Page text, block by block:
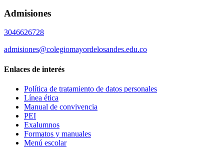
Admisiones
3046626728
admisiones@colegiomayordelosandes.edu.co
Enlaces de interés
Política de tratamiento de datos personales
Línea ética
Manual de convivencia
PEI
Exalumnos
Formatos y manuales
Menú escolar